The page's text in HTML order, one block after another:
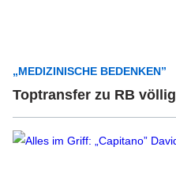
„MEDIZINISCHE BEDENKEN”
Toptransfer zu RB